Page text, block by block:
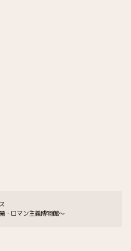
・ロマン主義博物館〜